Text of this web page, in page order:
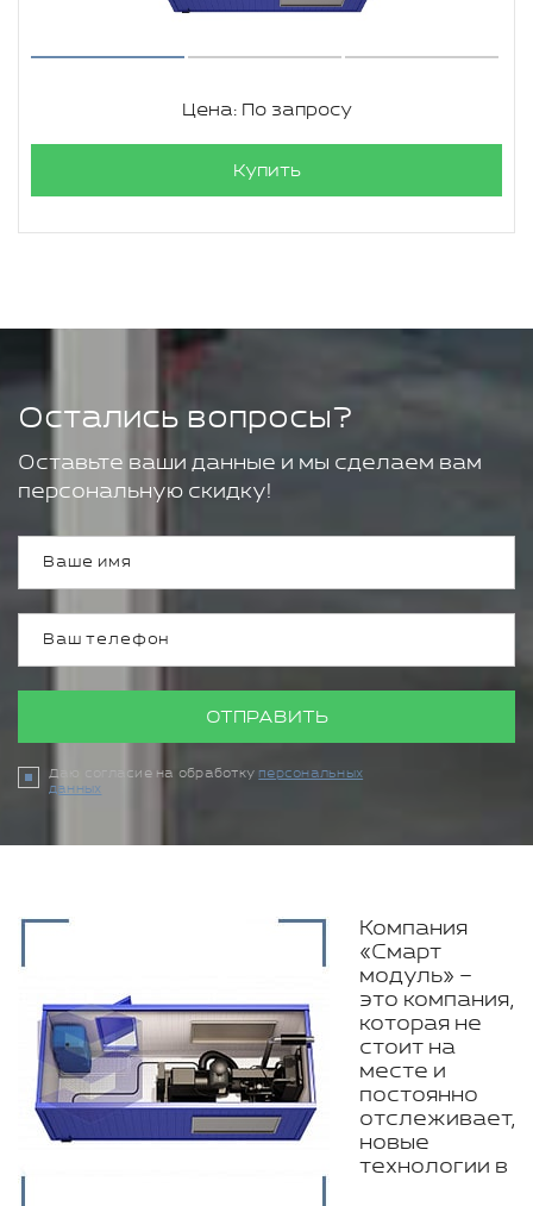
Цена: По запросу
Купить
Остались вопросы?
Оставьте ваши данные и мы сделаем вам
персональную скидку!
ОТПРАВИТЬ
Даю согласие на обработкуперсональных
данных
Компания
«Смарт
модуль» –
это компания,
которая не
стоит на
месте и
постоянно
отслеживает,
новые
технологии в